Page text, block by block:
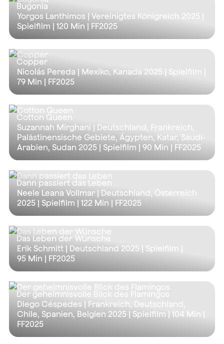
Bugonia
Yorgos Lanthimos | Vereinigtes Königreich 2025 |
Spielfilm | 120 Min | FF2025
Copper
Nicolás Pereda | Mexiko, Kanada 2025 | Spielfilm |
79 Min | FF2025
Cotton Queen
Suzannah Mirghani | Deutschland, Frankreich,
Palästinensische Gebiete, Ägypten, Katar, Saudi-
Arabien, Sudan 2025 | Spielfilm | 90 Min | FF2025
Dann passiert das Leben
Neele Leana Vollmar | Deutschland, Österreich
2025 | Spielfilm | 122 Min | FF2025
Das Leben der Wünsche
Erik Schmitt | Deutschland 2025 | Spielfilm |
95 Min | FF2025
Der geheimnisvolle Blick des Flamingos
Diego Céspedes | Frankreich, Deutschland,
Chile, Spanien, Belgien 2025 | Spielfilm | 104 Min
FF2025